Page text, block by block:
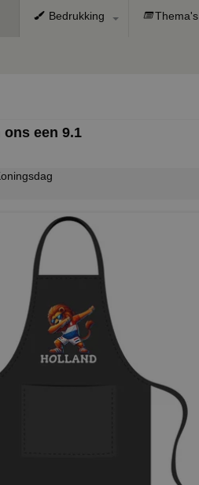
Bedrukking Thema's
ons een9.1